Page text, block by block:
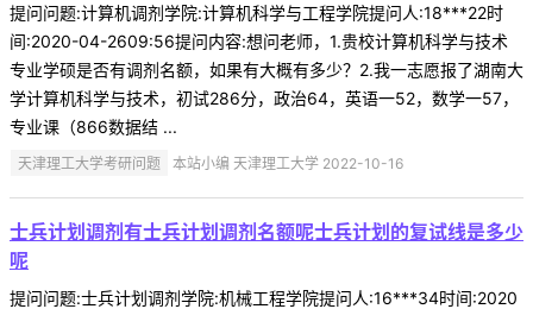
提问问题:计算机调剂学院:计算机科学与工程学院提问人:18***22时
间:2020-04-2609:56提问内容:想问老师，1.贵校计算机科学与技术
专业学硕是否有调剂名额，如果有大概有多少？2.我一志愿报了湖南大
学计算机科学与技术，初试286分，政治64，英语一52，数学一57，
专业课（866数据结 ...
天津理工大学考研问题 本站小编 天津理工大学 2022-10-16
士兵计划调剂有士兵计划调剂名额呢士兵计划的复试线是多少
呢
提问问题:士兵计划调剂学院:机械工程学院提问人:16***34时间:2020